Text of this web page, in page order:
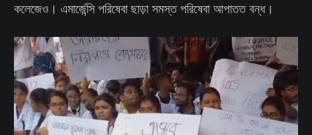
কলেজেও। এমার্জেন্সি পরিষেবা ছাড়া সমস্ত পরিষেবা আপাতত বন্ধ।